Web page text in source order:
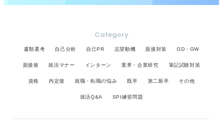
Category
書類選考 自己分析 自己PR 志望動機 面接対策 GD・GW
面接後 就活マナー インターン 業界・企業研究 筆記試験対策
資格 内定後 就職・転職の悩み 既卒 第二新卒 その他
就活Q&A SPI練習問題